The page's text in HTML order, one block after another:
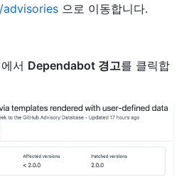
으로 이동합니다.
서 Dependabot 경고를 클릭합